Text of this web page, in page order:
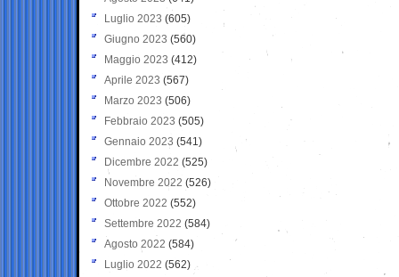
Luglio 2023 (605)
Giugno 2023 (560)
Maggio 2023 (412)
Aprile 2023 (567)
Marzo 2023 (506)
Febbraio 2023 (505)
Gennaio 2023 (541)
Dicembre 2022 (525)
Novembre 2022 (526)
Ottobre 2022 (552)
Settembre 2022 (584)
Agosto 2022 (584)
Luglio 2022 (562)